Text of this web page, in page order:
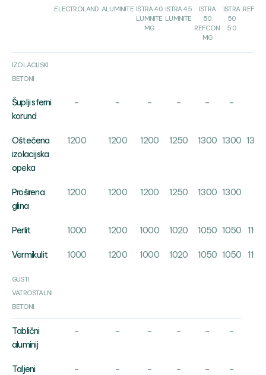
ELECTROLAND ALUMINITE ISTRA 40
LUMNITE
MG
ISTRA 45
LUMNITE
ISTRA
50
REFCON
MG
ISTRA
50
5.0
IZOLACIJSKI
BETONI
Šuplji sferni
korund
- - - - - -
Oštečena
izolacijska
opeka
1200 1200 1200 1250 1300 1300 1350
Proširena
glina
1200 1200 1200 1250 1300 1300
Perlit 1000 1200 1000 1020 1050 1050 1100
Vermikulit 1000 1200 1000 1020 1050 1050 1102
GUSTI
VATROSTALNI
BETONI
Tablični
aluminij
- - - - - -
Taljeni
- - - - - -